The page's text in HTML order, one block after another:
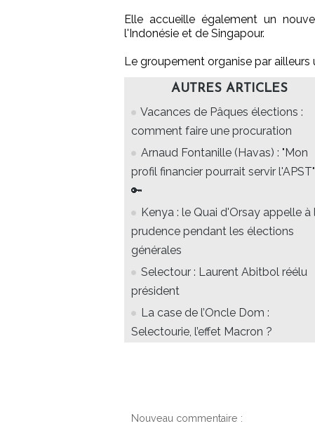
Elle accueille également un
l'Indonésie et de Singapour.
Le groupement organise par
AUTRES ARTICLES
Vacances de Pâques élections :
comment faire une procuration
Arnaud Fontanille (Havas) : "Mon
profil financier pourrait servir l'APST"
🔑
Kenya : le Quai d'Orsay appelle à
prudence pendant les élections
générales
Selectour : Laurent Abitbol réélu
président
La case de l’Oncle Dom :
Selectourie, l’effet Macron ?
Nouveau commentaire :